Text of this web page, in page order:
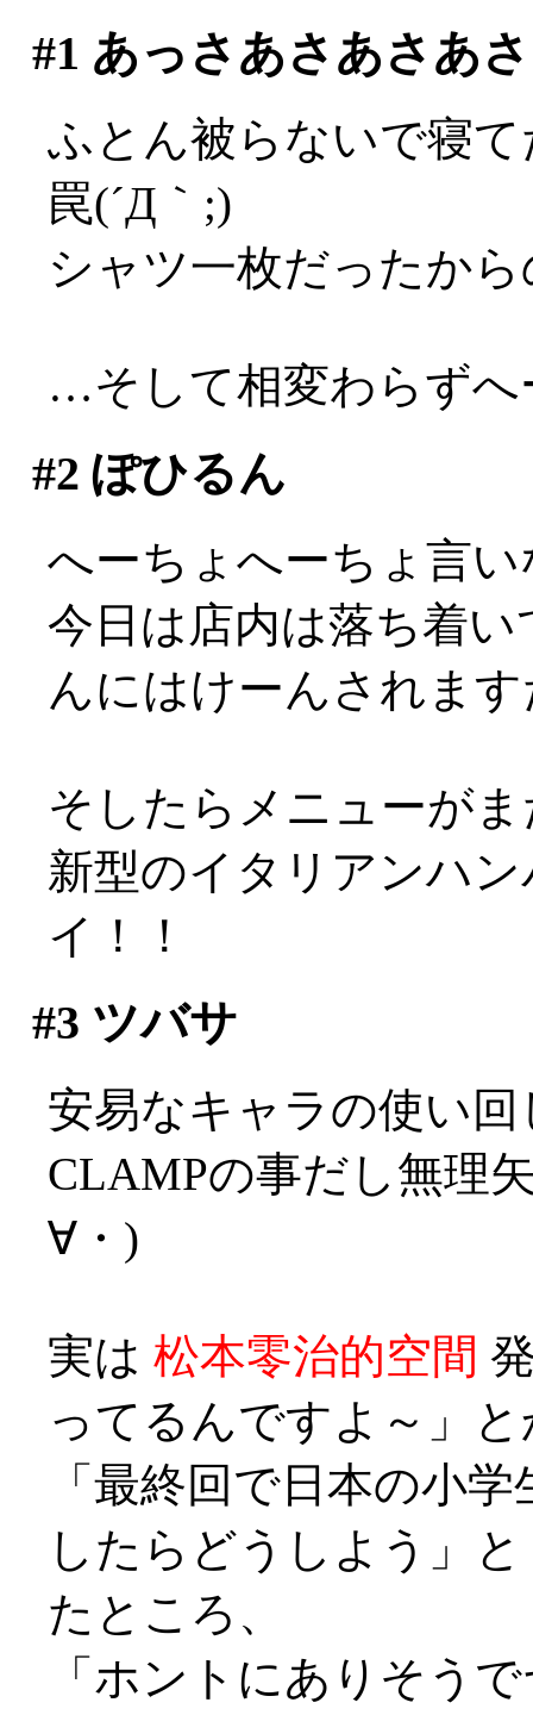
#1 あっさあさあさあ
ふとん被らないで寝
罠(´Д｀;)
シャツ一枚だったから
…そして相変わらずへ
#2 ぽひるん
へーちょへーちょ言
今日は店内は落ち着
んにはけーんされます
そしたらメニューが
新型のイタリアンハ
イ！！
#3 ツバサ
安易なキャラの使い
CLAMPの事だし無理
∀・)
実は 松本零治的空間
ってるんですよ～」
「最終回で日本の小
したらどうしよう」と
たところ、
「ホントにありそう